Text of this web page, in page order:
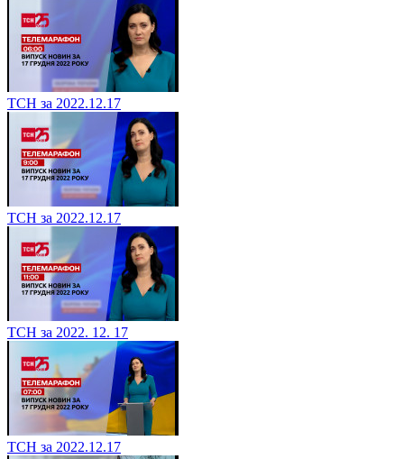
ТСН за 2022.12.17
ТСН за 2022.12.17
ТСН за 2022. 12. 17
ТСН за 2022.12.17